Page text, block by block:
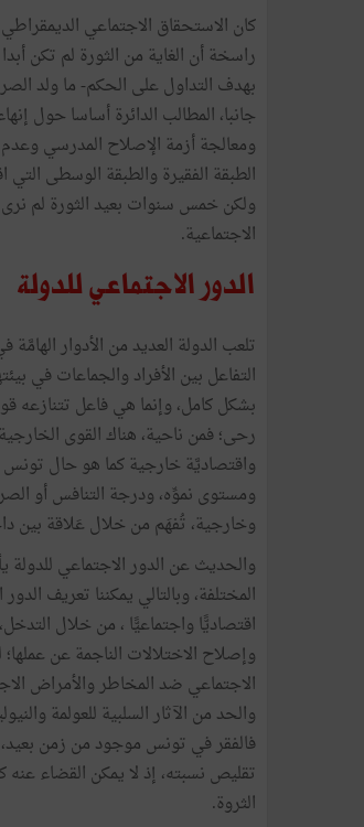
كان الاستحقاق الاجتماعي
راسخة أن الغاية من الثورة لم تكن
بهدف التداول على الحكم- ما ولد
جانبا، المطالب الدائرة أساسا حول
ومعالجة أزمة الإصلاح المدرسي
الطبقة الفقيرة والطبقة الوسطى
ولكن خمس سنوات بعيد الثورة لم نرى
الاجتماعية.
الدور الاجتماعي للدولة
تلعب الدولة العديد من الأدوار
التفاعل بين الأفراد والجماعات في
بشكل كامل، وإنما هي فاعل تتنازعه
رحى؛ فمن ناحية، هناك القوى
واقتصاديَّة خارجية كما هو حال تونس
ومستوى نموِّه، ودرجة التنافس أو
وخارجية، تُفهَم من خلال عَلاقة بين
والحديث عن الدور الاجتماعي للدولة
المختلفة، وبالتالي يمكننا تعريف
اقتصاديًّا واجتماعيًّا ، من خلال
وإصلاح الاختلالات الناجمة عن
الاجتماعي ضد المخاطر والأمراض
والحد من الآثار السلبية للعولمة
فالفقر في تونس موجود من زمن بعيد،
تقليص نسبته، إذ لا يمكن القضاء عنه
الثروة.